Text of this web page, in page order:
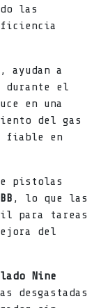
las
ayudan a
durante el
en una
del gas
fiable en
pistolas
, lo que las
para tareas
del
Nine
desgastadas